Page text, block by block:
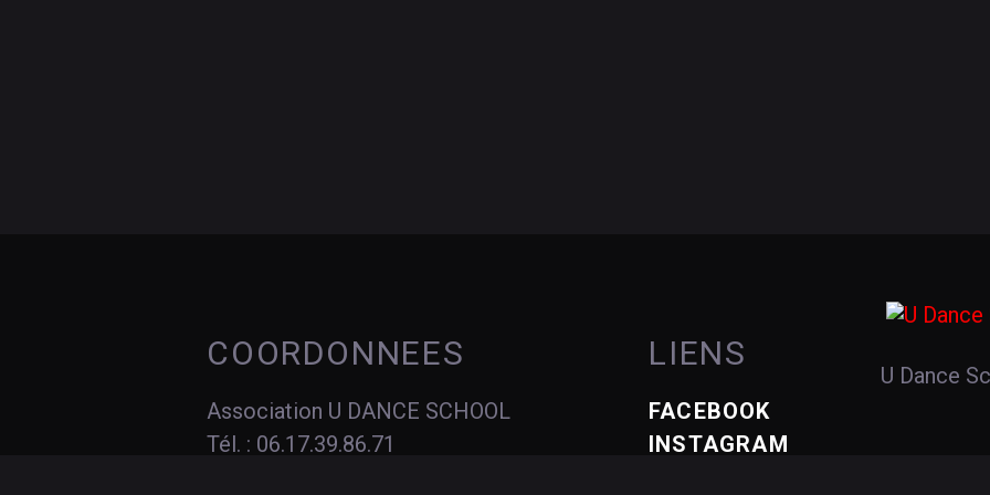
COORDONNEES
Association U DANCE SCHOOL
Tél. : 06.17.39.86.71
LIENS
FACEBOOK
INSTAGRAM
U Dance